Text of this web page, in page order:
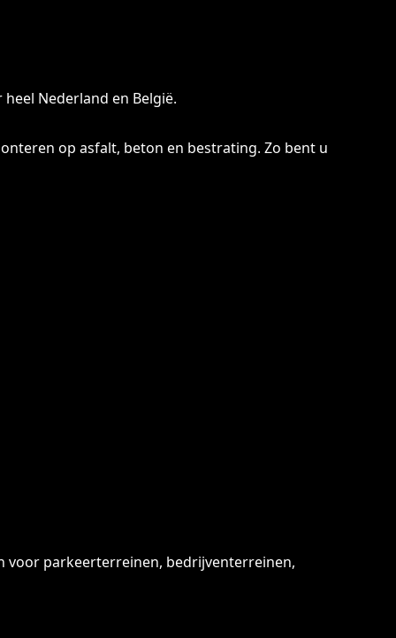
Nederland en België.
op asfalt, beton en bestrating. Zo bent u
voor parkeerterreinen, bedrijventerreinen,